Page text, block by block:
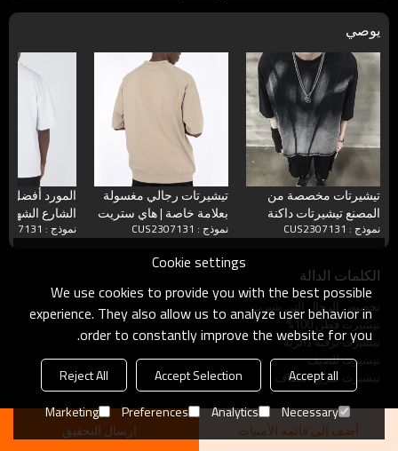
يوصي
تيشيرتات مخصصة من
المصنع تيشيرتات داكنة
كبيرة الحجم ومغسولة
نموذج : CUS2307131
تيشيرتات رجالي مغسولة
بعلامة خاصة | هاي ستريت
دارك فاشون بلايز كبيرة
ثقيلة الوزن 260GSM
نموذج : CUS2307131
المورد أفضل
الشارع
نموذج : CUS2307131
الكلمات الدالة
تخصيص الرجال التي شيرت
تيشيرت قطن 100%
تيشيرت برقبة دائرية
تيشيرت للصيف
تيشيرت سريع الجفاف
أضف إلى قائمة الأمنيات ارسال التحقيق
Cookie settings
We use cookies to provide you with the best possible
experience. They also allow us to analyze user behavior in
order to constantly improve the website for you.
Accept all
Accept Selection
Reject All
Necessary
Analytics
Preferences
Marketing